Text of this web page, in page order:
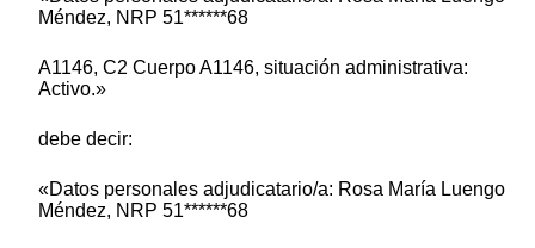
Méndez, NRP 51******68
A1146, C2 Cuerpo A1146, situación administrativa:
Activo.»
debe decir:
«Datos personales adjudicatario/a: Rosa María Luengo
Méndez, NRP 51******68